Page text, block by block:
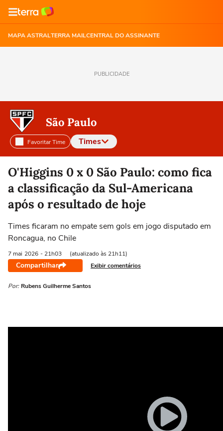
MAPA ASTRALTERRA MAILCENTRAL DO ASSINANTE
PUBLICIDADE
São Paulo
Favoritar Time Times
Selecione o time para ver as notícias
O'Higgins 0 x 0 São Paulo: como fica
a classificação da Sul-Americana
após o resultado de hoje
Times ficaram no empate sem gols em jogo disputado em
Roncagua, no Chile
7 mai 2026 - 21h03 (atualizado às 21h11)
Compartilhar Exibir comentários
Por: Rubens Guilherme Santos